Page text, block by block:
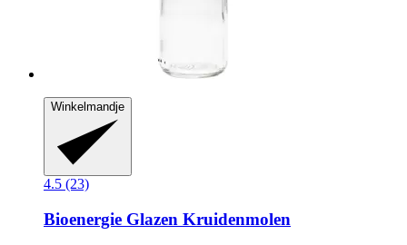
Winkelmandje
4.5 (23)
Bioenergie Glazen Kruidenmolen